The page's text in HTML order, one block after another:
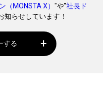
（MONSTA X） "や"社長ド
知らせしています！
する